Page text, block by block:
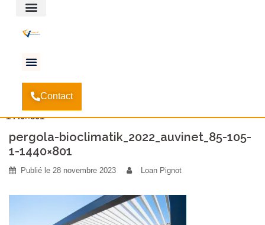
Contact
Accueil-Quel budget faut-il prévoir pour installer une
pergola ?-pergola-bioclimatik_2022_auvinet_85-105-1-
1440×801
pergola-bioclimatik_2022_auvinet_85-105-
1-1440×801
Publié le 28 novembre 2023 Loan Pignot